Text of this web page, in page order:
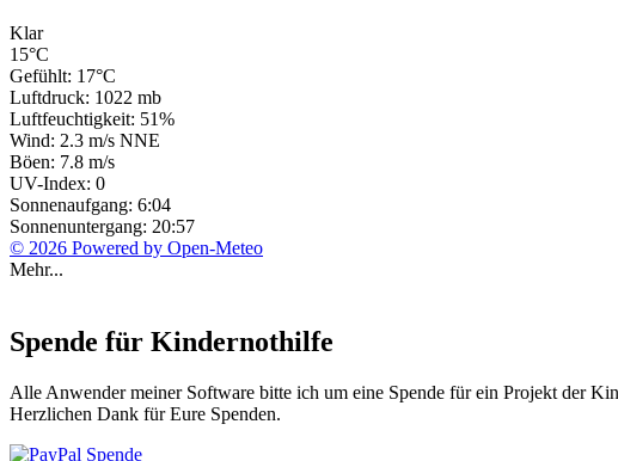
Klar
15°C
Gefühlt: 17°C
Luftdruck: 1022 mb
Luftfeuchtigkeit: 51%
Wind: 2.3 m/s NNE
Böen: 7.8 m/s
UV-Index: 0
Sonnenaufgang: 6:04
Sonnenuntergang: 20:57
© 2026 Powered by Open-Meteo
Mehr...
Spende für Kindernothilfe
Alle Anwender meiner Software bitte ich um eine Spende für ein Projekt der
Herzlichen Dank für Eure Spenden.